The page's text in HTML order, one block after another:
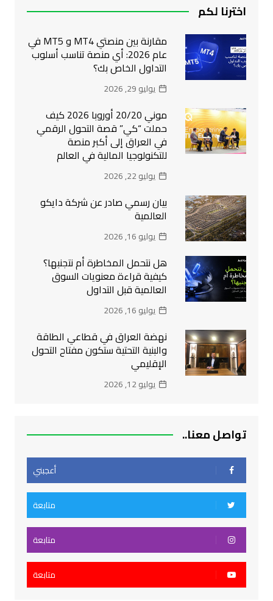
اخترنا لكم
مقارنة بين منصتي MT4 و MT5 في
عام 2026: أي منصة تناسب أسلوب
التداول الخاص بك؟
يوليو 29, 2026
موني 20/20 أوروبا 2026 كيف
حملت “كي” قصة التحول الرقمي
في العراق إلى أكبر منصة
للتكنولوجيا المالية في العالم
يوليو 22, 2026
بيان رسمي صادر عن شركة دايكو
العالمية
يوليو 16, 2026
هل نتحمل المخاطرة أم نتجنبها؟
كيفية قراءة معنويات السوق
العالمية قبل التداول
يوليو 16, 2026
نهضة العراق في قطاعي الطاقة
والبنية التحتية ستكون مفتاح التحول
الإقليمي
يوليو 12, 2026
تواصل معنا..
أعجبني
متابعة
متابعة
متابعة